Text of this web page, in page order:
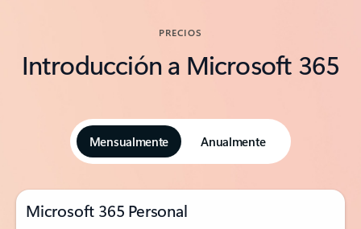
PRECIOS
Introducción a Microsoft 365
Mensualmente Anualmente
Microsoft 365 Personal